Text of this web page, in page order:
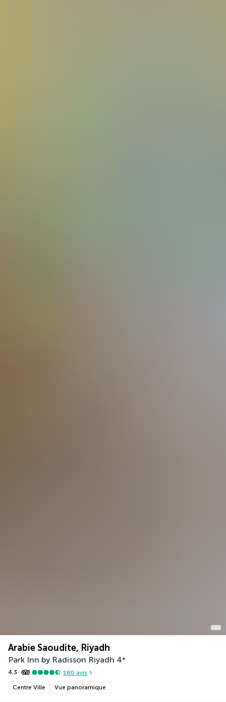
Arabie Saoudite, Riyadh
Park Inn by Radisson Riyadh 4*
4,3 180 avis
Centre Ville Vue panoramique